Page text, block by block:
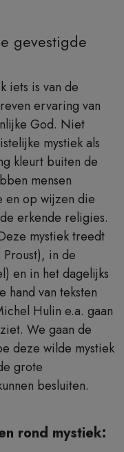
gevestigde
iets is van de
ervaring van
God. Niet
mystiek als
kleurt buiten de
mensen
en op wijzen die
erkende religies.
mystiek treedt
in de
en in het dagelijks
hand van teksten
Hulin e.a. gaan
We gaan de
deze wilde mystiek
grote
besluiten.
rond mystiek: